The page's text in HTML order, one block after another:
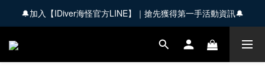
🚚 全館商品滿 $3,000 享免運優惠【會員限定】
🔔加入【IDiver海怪官方LINE】｜搶先獲得第一手活動資訊🔔
🚚 全館商品滿 $3,000 享免運優惠【會員限定】